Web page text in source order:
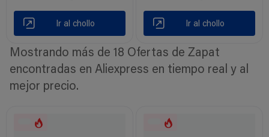
Ir al chollo Ir al chollo
Mostrando más de 18 Ofertas de Zapat
encontradas en Aliexpress en tiempo real y al
mejor precio.